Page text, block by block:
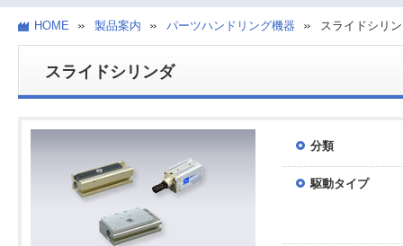
HOME 製品案内 パーツハンドリング機器 スライドシリ
スライドシリンダ
分類
駆動タイプ